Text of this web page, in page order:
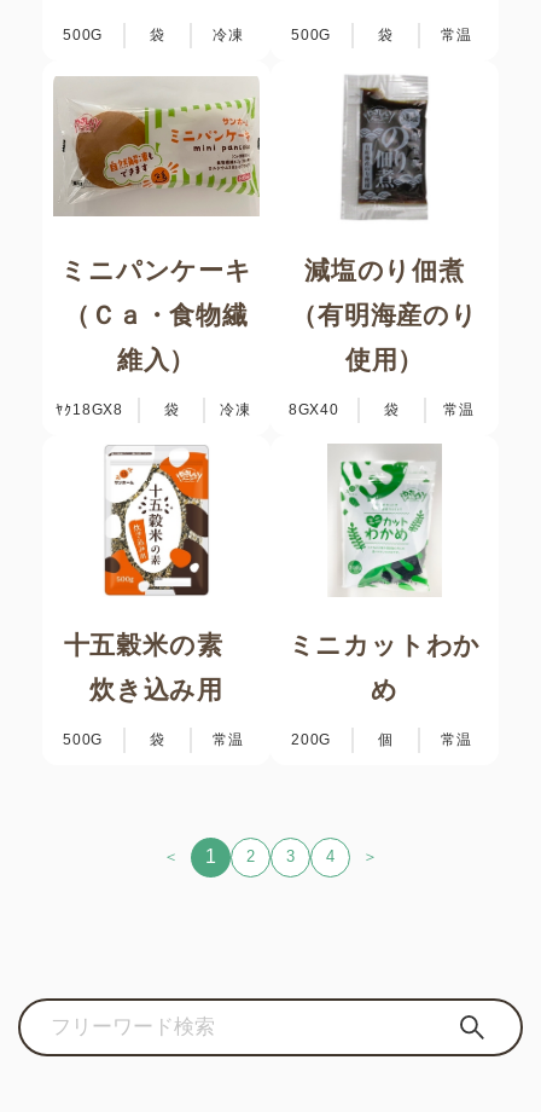
500G 袋 冷凍 500G 袋 常温
ミニパンケーキ
（Ｃａ・食物繊
維入）
ﾔｸ18GX8 袋 冷凍
減塩のり佃煮
（有明海産のり
使用）
8GX40 袋 常温
十五穀米の素
炊き込み用
500G 袋 常温
ミニカットわか
め
200G 個 常温
＜ 1 2 3 4 ＞